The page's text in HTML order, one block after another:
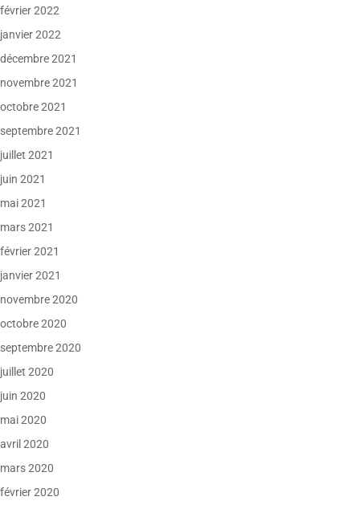
février 2022
janvier 2022
décembre 2021
novembre 2021
octobre 2021
septembre 2021
juillet 2021
juin 2021
mai 2021
mars 2021
février 2021
janvier 2021
novembre 2020
octobre 2020
septembre 2020
juillet 2020
juin 2020
mai 2020
avril 2020
mars 2020
février 2020